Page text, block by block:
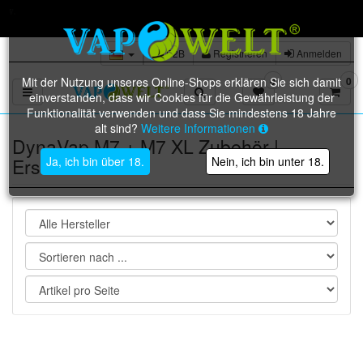
B2B Registrieren Anmelden
Toggle navigation
0 0
Mit der Nutzung unseres Online-Shops erklären Sie sich damit
einverstanden, dass wir Cookies für die Gewährleistung der
Funktionalität verwenden und dass Sie mindestens 18 Jahre
alt sind? Weitere Informationen
Ja, ich bin über 18. Nein, ich bin unter 18.
DynaVap M7 + M7 XL Zubehör |
Ersatzteile